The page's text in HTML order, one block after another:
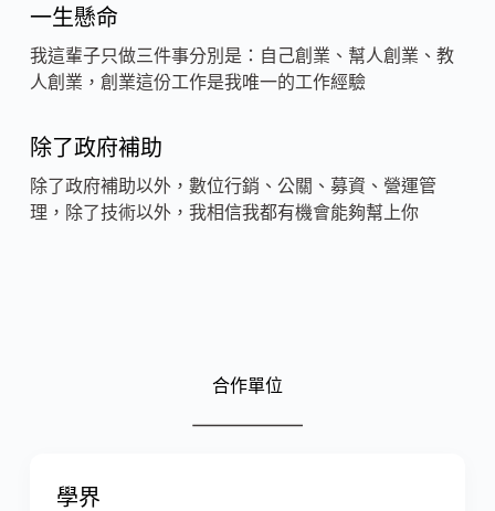
一生懸命
我這輩子只做三件事分別是：自己創業、幫人創業、教
人創業，創業這份工作是我唯一的工作經驗
除了政府補助
除了政府補助以外，數位行銷、公關、募資、營運管
理，除了技術以外，我相信我都有機會能夠幫上你
合作單位
學界